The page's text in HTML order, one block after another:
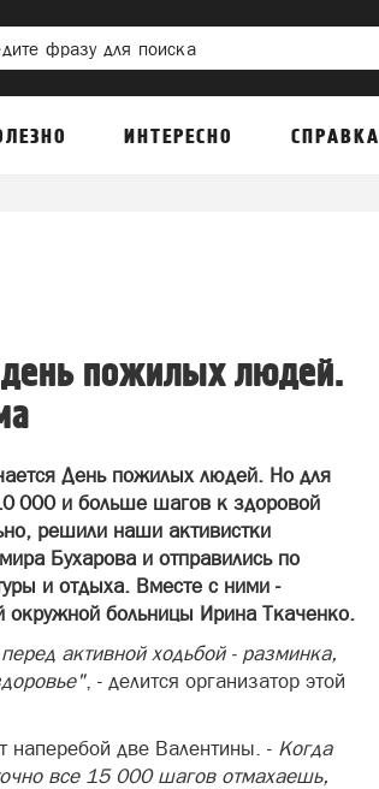
ИНТЕРЕСНО СПРАВКА
пожилых людей.
День пожилых людей. Но для
000 и больше шагов к здоровой
решили наши активистки
Бухарова и отправились по
и отдыха. Вместе с ними -
окружной больницы Ирина Ткаченко.
активной ходьбой - разминка,
, - делится организатор этой
наперебой две Валентины. - Когда
все 15 000 шагов отмахаешь,